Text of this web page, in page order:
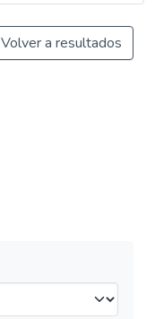
Volver a resultados